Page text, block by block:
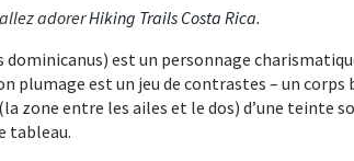
allez adorerHiking Trails Costa Rica.
dominicanus) est un personnage
plumage est un jeu de contrastes – un
zone entre les ailes et le dos) d’une teinte
tableau.